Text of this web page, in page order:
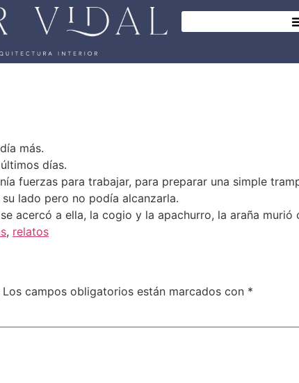
más.
días.
fuerzas para trabajar, para preparar una simple
lado pero no podía alcanzarla.
acercó a ella, la cogio y la apachurro, la araña
, relatos
Los campos obligatorios están marcados con *